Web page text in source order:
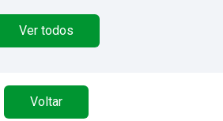
Ver todos
Voltar